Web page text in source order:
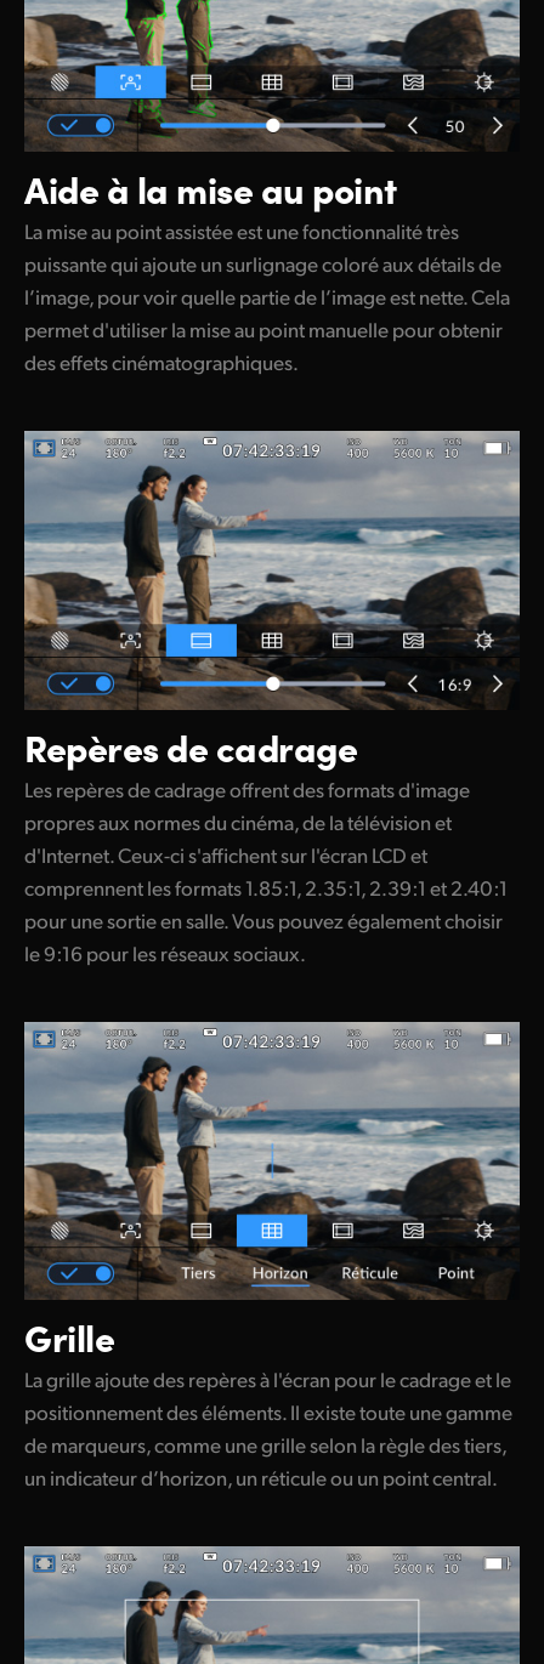
Aide à la mise au point
La mise au point assistée est une fonctionnalité très
puissante qui ajoute un surlignage coloré aux détails de
l’image, pour voir quelle partie de l’image est nette. Cela
permet d'utiliser la mise au point manuelle pour obtenir
des effets cinématographiques.
Repères de cadrage
Les repères de cadrage offrent des formats d'image
propres aux normes du cinéma, de la télévision et
d'Internet. Ceux-ci s'affichent sur l'écran LCD et
comprennent les formats 1.85:1, 2.35:1, 2.39:1 et 2.40:1
pour une sortie en salle. Vous pouvez également choisir
le 9:16 pour les réseaux sociaux.
Grille
La grille ajoute des repères à l'écran pour le cadrage et le
positionnement des éléments. Il existe toute une gamme
de marqueurs, comme une grille selon la règle des tiers,
un indicateur d’horizon, un réticule ou un point central.